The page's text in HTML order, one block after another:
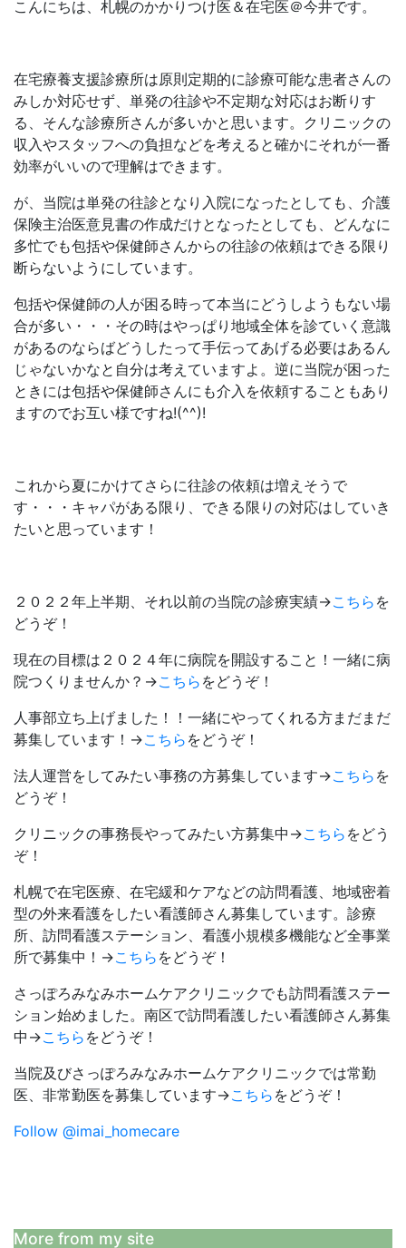
こんにちは、札幌のかかりつけ医＆在宅医＠今井です。
在宅療養支援診療所は原則定期的に診療可能な患者さんの
みしか対応せず、単発の往診や不定期な対応はお断りす
る、そんな診療所さんが多いかと思います。クリニックの
収入やスタッフへの負担などを考えると確かにそれが一番
効率がいいので理解はできます。
が、当院は単発の往診となり入院になったとしても、介護
保険主治医意見書の作成だけとなったとしても、どんなに
多忙でも包括や保健師さんからの往診の依頼はできる限り
断らないようにしています。
包括や保健師の人が困る時って本当にどうしようもない場
合が多い・・・その時はやっぱり地域全体を診ていく意識
があるのならばどうしたって手伝ってあげる必要はあるん
じゃないかなと自分は考えていますよ。逆に当院が困った
ときには包括や保健師さんにも介入を依頼することもあり
ますのでお互い様ですね!(^^)!
これから夏にかけてさらに往診の依頼は増えそうで
す・・・キャパがある限り、できる限りの対応はしていき
たいと思っています！
２０２２年上半期、それ以前の当院の診療実績→こちら を
どうぞ！
現在の目標は２０２４年に病院を開設すること！一緒に病
院つくりませんか？→こちら をどうぞ！
人事部立ち上げました！！一緒にやってくれる方まだまだ
募集しています！→こちら をどうぞ！
法人運営をしてみたい事務の方募集しています→こちら を
どうぞ！
クリニックの事務長やってみたい方募集中→こちら をどう
ぞ！
札幌で在宅医療、在宅緩和ケアなどの訪問看護、地域密着
型の外来看護をしたい看護師さん募集しています。診療
所、訪問看護ステーション、看護小規模多機能など全事業
所で募集中！→こちら をどうぞ！
さっぽろみなみホームケアクリニックでも訪問看護ステー
ション始めました。南区で訪問看護したい看護師さん募集
中→こちら をどうぞ！
当院及びさっぽろみなみホームケアクリニックでは常勤
医、非常勤医を募集しています→こちら をどうぞ！
Follow @imai_homecare
More from my site